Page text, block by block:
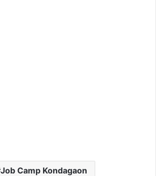
Job Camp Kondagaon